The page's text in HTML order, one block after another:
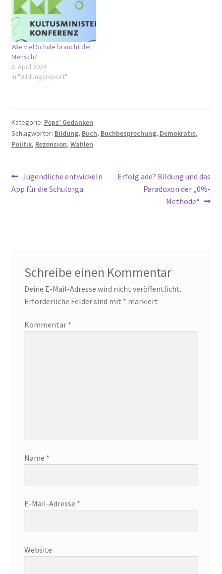
Wie viel Schule braucht der
Mensch?
8. April 2024
In "Bildungsreport"
Kategorie: Peps’ Gedanken
Schlagwörter: Bildung, Buch, Buchbesprechung, Demokratie,
Politik, Rezension, Wahlen
Beitragsnavigation
Vorheriger
Beitrag:
Jugendliche entwickeln
App für die Schulorga
Nächster
Beitrag:
Erfolg ade? Bildung und das
Paradoxon der „0%-
Methode“
Schreibe einen Kommentar
Deine E-Mail-Adresse wird nicht veröffentlicht.
Erforderliche Felder sind mit * markiert
Kommentar *
Name *
E-Mail-Adresse *
Website